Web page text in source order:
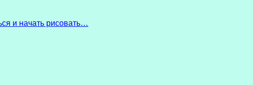
и начать рисовать…